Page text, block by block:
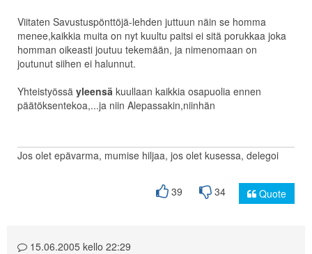
Viitaten Savustuspönttöjä-lehden juttuun näin se homma
menee,kaikkia muita on nyt kuultu paitsi ei sitä porukkaa joka
homman oikeasti joutuu tekemään, ja nimenomaan on
joutunut siihen ei halunnut.
Yhteistyössä yleensä kuullaan kaikkia osapuolia ennen
päätöksentekoa,...ja niin Alepassakin,niinhän
Jos olet epävarma, mumise hiljaa, jos olet kusessa, delegoi
39 34 Quote
15.06.2005 kello 22:29